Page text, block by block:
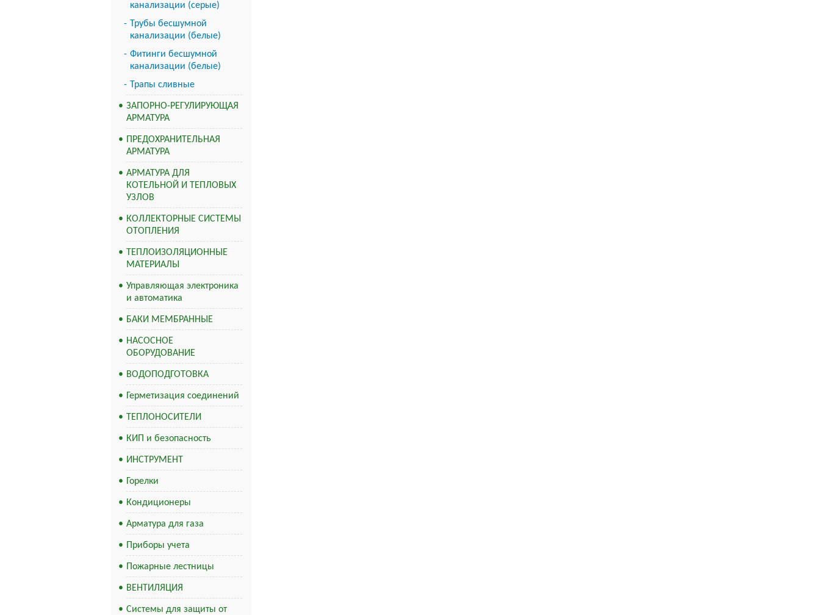
канализации (серые)
Трубы бесшумной
канализации (белые)
Фитинги бесшумной
канализации (белые)
Трапы сливные
ЗАПОРНО-РЕГУЛИРУЮЩАЯ
АРМАТУРА
ПРЕДОХРАНИТЕЛЬНАЯ
АРМАТУРА
АРМАТУРА ДЛЯ
КОТЕЛЬНОЙ И ТЕПЛОВЫХ
УЗЛОВ
КОЛЛЕКТОРНЫЕ СИСТЕМЫ
ОТОПЛЕНИЯ
ТЕПЛОИЗОЛЯЦИОННЫЕ
МАТЕРИАЛЫ
Управляющая электроника
и автоматика
БАКИ МЕМБРАННЫЕ
НАСОСНОЕ
ОБОРУДОВАНИЕ
ВОДОПОДГОТОВКА
Герметизация соединений
ТЕПЛОНОСИТЕЛИ
КИП и безопасность
ИНСТРУМЕНТ
Горелки
Кондиционеры
Арматура для газа
Приборы учета
Пожарные лестницы
ВЕНТИЛЯЦИЯ
Системы для защиты от